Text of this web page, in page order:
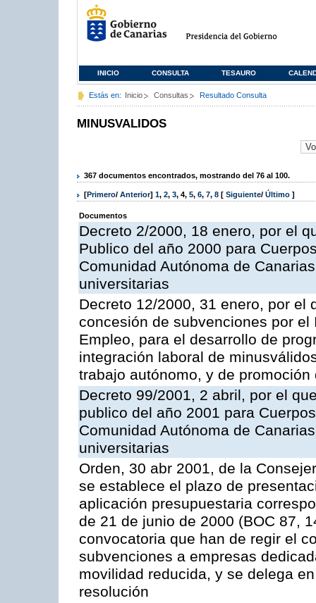
INICIO CONSULTA TESAURO
Estás en: Inicio Consultas Resultado Consulta
MINUSVALIDOS
367 documentos encontrados, mostrando del 76 al 100.
[Primero/ Anterior] 1, 2, 3, 4, 5, 6, 7, 8 [ Siguiente/ Último ]
Documentos
Decreto 2/2000, 18 enero, por el
Publico del año 2000 para
Comunidad Autónoma de
universitarias
Decreto 12/2000, 31 enero, por el
concesión de subvenciones por
Empleo, para el desarrollo de
integración laboral de
trabajo autónomo, y de
Decreto 99/2001, 2 abril, por el
publico del año 2001 para
Comunidad Autónoma de
universitarias
Orden, 30 abr 2001, de la
se establece el plazo de
aplicación presupuestaria
de 21 de junio de 2000 (BOC 87,
convocatoria que han de regir el
subvenciones a empresas
movilidad reducida, y se delega
resolución